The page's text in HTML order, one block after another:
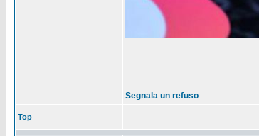
Segnala un refuso
Top